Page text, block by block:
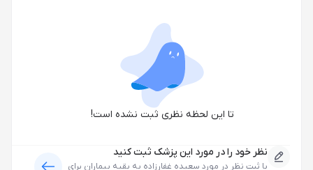
تا این لحظه نظری ثبت نشده است!
نظر خود را در مورد این پزشک ثبت کنید
با ثبت نظر در مورد سعیده غفارزاده به بقیه بیماران برای